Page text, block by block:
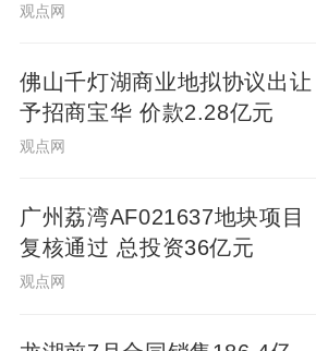
观点网
佛山千灯湖商业地拟协议出让
予招商宝华 价款2.28亿元
观点网
广州荔湾AF021637地块项目
复核通过 总投资36亿元
观点网